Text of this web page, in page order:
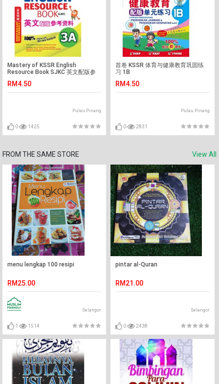
Mastery of KSSR English
Resource Book SJKC 英文配版参
RM4.50
Pulau Pinang
0 1425
首卷 KSSR 体育与健康教育巩固练
习 1B
RM4.50
Pulau Pinang
0 2831
FROM THE SAME STORE View All
menu lengkap 100 resipi
RM25.00
Selangor
1 1514
pintar al-Quran
RM21.00
Selangor
0 2438